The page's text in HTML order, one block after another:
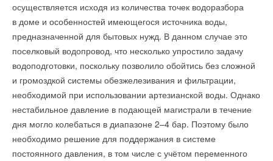
осуществляется исходя из количества точек водоразбора
в доме и особенностей имеющегося источника воды,
предназначенной для бытовых нужд. В данном случае это
поселковый водопровод, что несколько упростило задачу
водоподготовки, поскольку позволило обойтись без сложной
и громоздкой системы обезжелезивания и фильтрации,
необходимой при использовании артезианской воды. Однако
нестабильное давление в подающей магистрали в течение
дня могло колебаться в диапазоне 2–4 бар. Поэтому было
необходимо решение для поддержания в системе
постоянного давления, в том числе с учётом переменного